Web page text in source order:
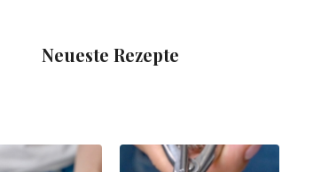
Neueste Rezepte